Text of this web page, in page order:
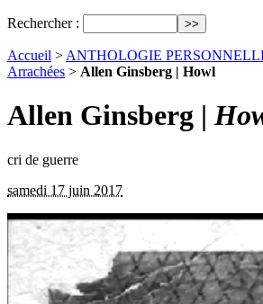
Rechercher :
Accueil > ANTHOLOGIE
Arrachées > Allen Ginsberg | Howl
Allen Ginsberg |
cri de guerre
samedi 17 juin 2017